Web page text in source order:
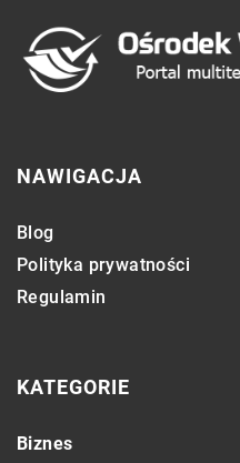
NAWIGACJA
Blog
Polityka prywatności
Regulamin
KATEGORIE
Biznes